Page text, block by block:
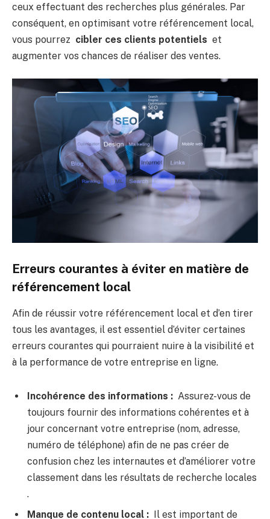
ceux effectuant des recherches plus générales. Par
conséquent, en optimisant votre référencement local,
vous pourrez cibler ces clients potentiels et
augmenter vos chances de réaliser des ventes.
Erreurs courantes à éviter en matière de
référencement local
Afin de réussir votre référencement local et d’en tirer
tous les avantages, il est essentiel d’éviter certaines
erreurs courantes qui pourraient nuire à la visibilité et
à la performance de votre entreprise en ligne.
Incohérence des informations : Assurez-vous de
toujours fournir des informations cohérentes et à
jour concernant votre entreprise (nom, adresse,
numéro de téléphone) afin de ne pas créer de
confusion chez les internautes et d’améliorer votre
classement dans les résultats de recherche locales
.
Manque de contenu local : Il est important de